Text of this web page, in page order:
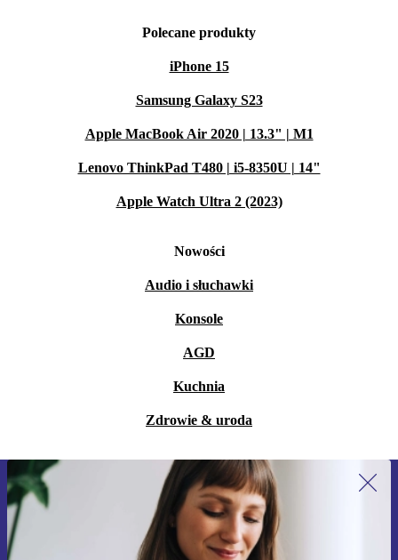
Polecane produkty
iPhone 15
Samsung Galaxy S23
Apple MacBook Air 2020 | 13.3" | M1
Lenovo ThinkPad T480 | i5-8350U | 14"
Apple Watch Ultra 2 (2023)
Nowości
Audio i słuchawki
Konsole
AGD
Kuchnia
Zdrowie & uroda
Zapisz się na nasz newsletter!
Nie przegap żadnej oferty.